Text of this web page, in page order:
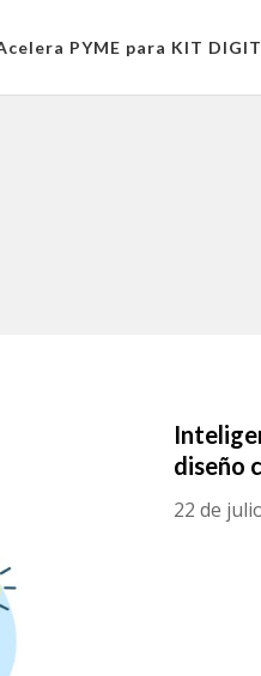
PYME para KIT
diseño
22 de